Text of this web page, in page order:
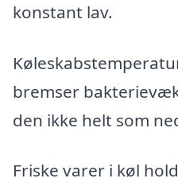
konstant lav.
bremser
den ikke helt som
Friske varer i køl